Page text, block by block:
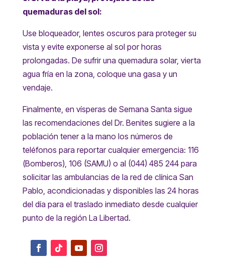
quemaduras del sol:
Use bloqueador, lentes oscuros para proteger su
vista y evite exponerse al sol por horas
prolongadas. De sufrir una quemadura solar, vierta
agua fría en la zona, coloque una gasa y un
vendaje.
Finalmente, en vísperas de Semana Santa sigue
las recomendaciones del Dr. Benites sugiere a la
población tener a la mano los números de
teléfonos para reportar cualquier emergencia: 116
(Bomberos), 106 (SAMU) o al (044) 485 244 para
solicitar las ambulancias de la red de clínica San
Pablo, acondicionadas y disponibles las 24 horas
del día para el traslado inmediato desde cualquier
punto de la región La Libertad.